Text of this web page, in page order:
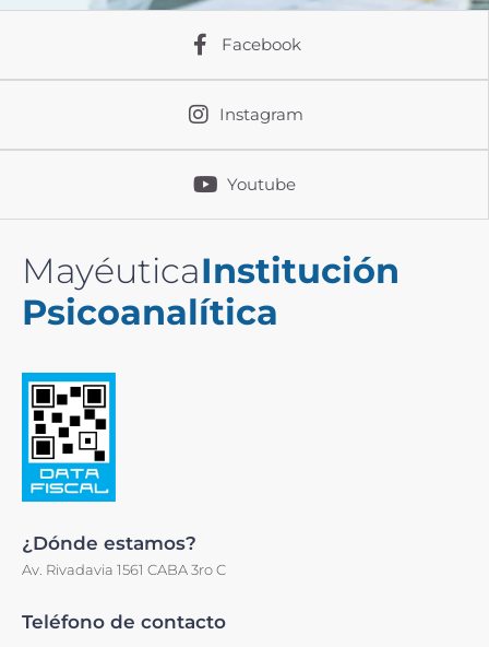
Facebook
Instagram
Youtube
MayéuticaInstitución
Psicoanalítica
¿Dónde estamos?
Av. Rivadavia 1561 CABA 3ro C
Teléfono de contacto